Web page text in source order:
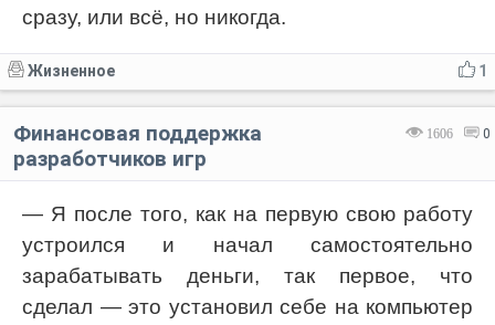
сразу, или всё, но никогда.
1
Жизненное
1606 0
Финансовая поддержка
разработчиков игр
— Я после того, как на первую свою работу
устроился и начал самостоятельно
зарабатывать деньги, так первое, что
сделал — это установил себе на компьютер